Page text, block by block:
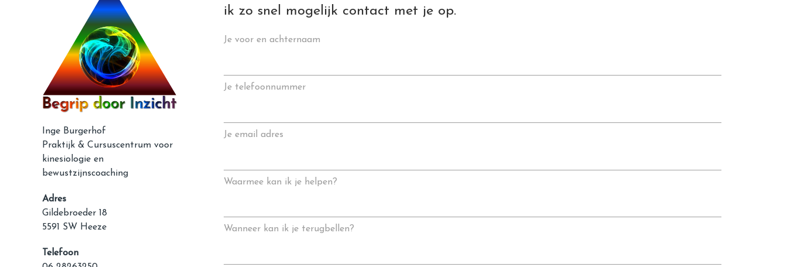
Inge Burgerhof
Praktijk & Cursuscentrum voor
kinesiologie en
bewustzijnscoaching
Adres
Gildebroeder 18
5591 SW Heeze
Telefoon
ik zo snel mogelijk contact met je op.
Je voor en achternaam
Je telefoonnummer
Je email adres
Waarmee kan ik je helpen?
Wanneer kan ik je terugbellen?